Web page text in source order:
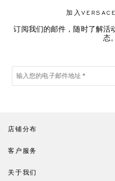
加入
订阅我们的邮件，随时了解活
态。
店铺分布
客户服务
关于我们